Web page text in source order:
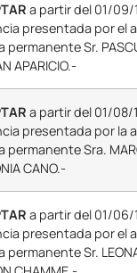
a partir del 01/09/
presentada por el
permanente Sr.
APARICIO.-
a partir del 01/08/
presentada por la
permanente Sra.
CANO.-
a partir del 01/06/
presentada por el
permanente Sr.